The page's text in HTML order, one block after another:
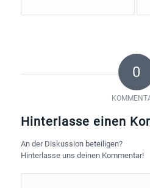
0
Hinterlasse einen
An der Diskussion beteiligen?
Hinterlasse uns deinen Kommentar!